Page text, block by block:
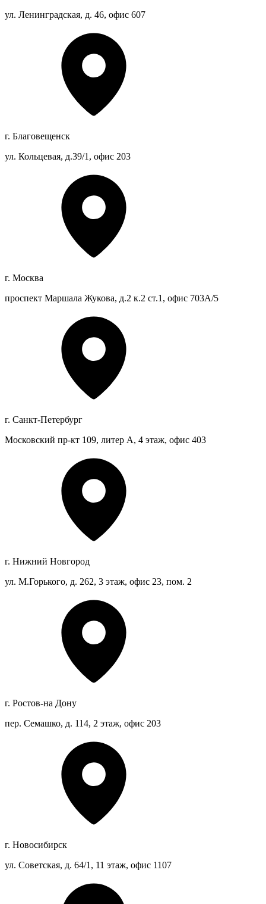
ул. Ленинградская, д. 46, офис 607
г. Благовещенск
ул. Кольцевая, д.39/1, офис 203
г. Москва
проспект Маршала Жукова, д.2 к.2 ст.1, офис 703А/5
г. Санкт-Петербург
Московский пр-кт 109, литер А, 4 этаж, офис 403
г. Нижний Новгород
ул. М.Горького, д. 262, 3 этаж, офис 23, пом. 2
г. Ростов-на Дону
пер. Семашко, д. 114, 2 этаж, офис 203
г. Новосибирск
ул. Советская, д. 64/1, 11 этаж, офис 1107